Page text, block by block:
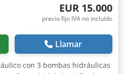
EUR 15.000
precio fijo IVA no incluído
Llamar
con 3 bombas hidráulicas